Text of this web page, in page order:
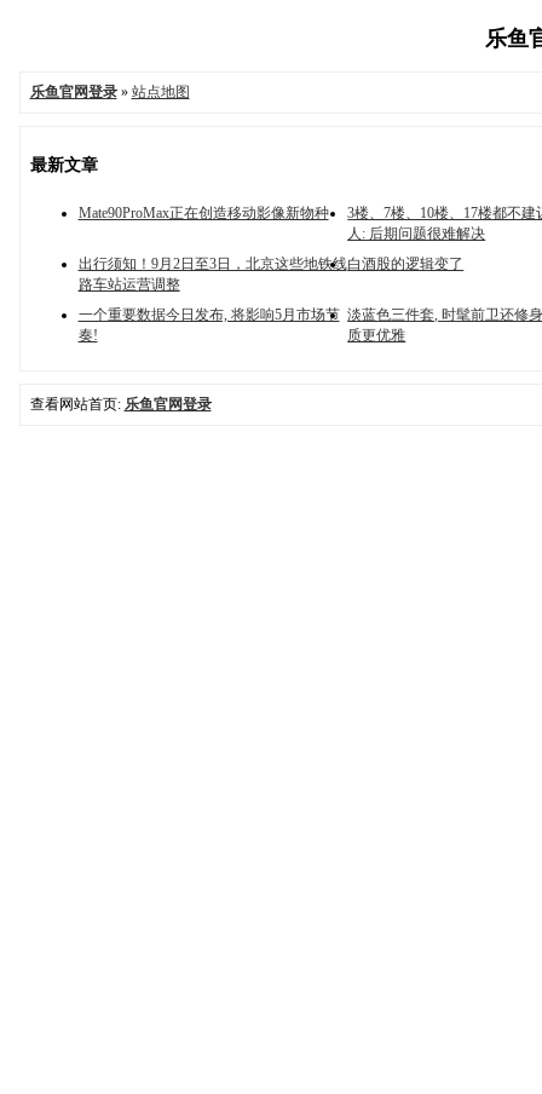
乐鱼
乐鱼官网登录» 站点地图
最新文章
Mate90ProMax正在创造移动影像新物种
3楼、7楼、10楼、17楼都不建
人: 后期问题很难解决
出行须知！9月2日至3日，北京这些地铁线
路车站运营调整
白酒股的逻辑变了
一个重要数据今日发布, 将影响5月市场节
奏!
淡蓝色三件套, 时髦前卫还修
质更优雅
查看网站首页: 乐鱼官网登录